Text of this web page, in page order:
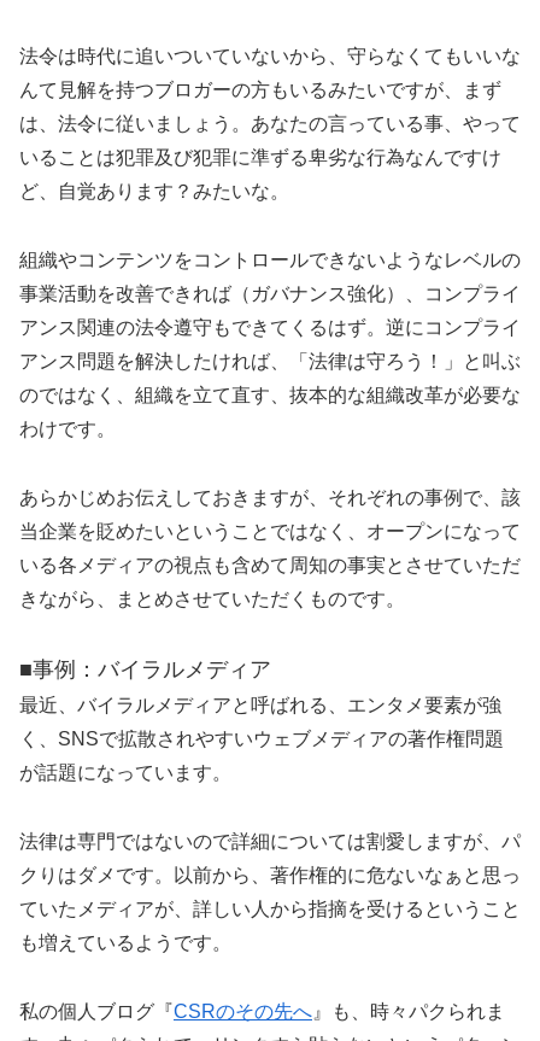
法令は時代に追いついていないから、守らなくてもいいな
んて見解を持つブロガーの方もいるみたいですが、まず
は、法令に従いましょう。あなたの言っている事、やって
いることは犯罪及び犯罪に準ずる卑劣な行為なんですけ
ど、自覚あります？みたいな。
組織やコンテンツをコントロールできないようなレベルの
事業活動を改善できれば（ガバナンス強化）、コンプライ
アンス関連の法令遵守もできてくるはず。逆にコンプライ
アンス問題を解決したければ、「法律は守ろう！」と叫ぶ
のではなく、組織を立て直す、抜本的な組織改革が必要な
わけです。
あらかじめお伝えしておきますが、それぞれの事例で、該
当企業を貶めたいということではなく、オープンになって
いる各メディアの視点も含めて周知の事実とさせていただ
きながら、まとめさせていただくものです。
■事例：バイラルメディア
最近、バイラルメディアと呼ばれる、エンタメ要素が強
く、SNSで拡散されやすいウェブメディアの著作権問題
が話題になっています。
法律は専門ではないので詳細については割愛しますが、パ
クりはダメです。以前から、著作権的に危ないなぁと思っ
ていたメディアが、詳しい人から指摘を受けるということ
も増えているようです。
私の個人ブログ『CSRのその先へ 』も、時々パクられま